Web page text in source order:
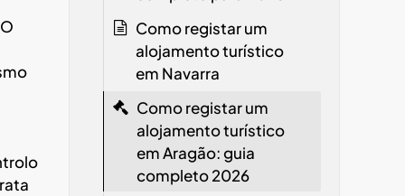
Como registar um
alojamento turístico
em Navarra
Como registar um
alojamento turístico
em Aragão: guia
completo 2026